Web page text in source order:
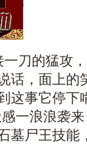
刀的猛攻
话，面上
这事它停下
一浪浪袭
尸王技能